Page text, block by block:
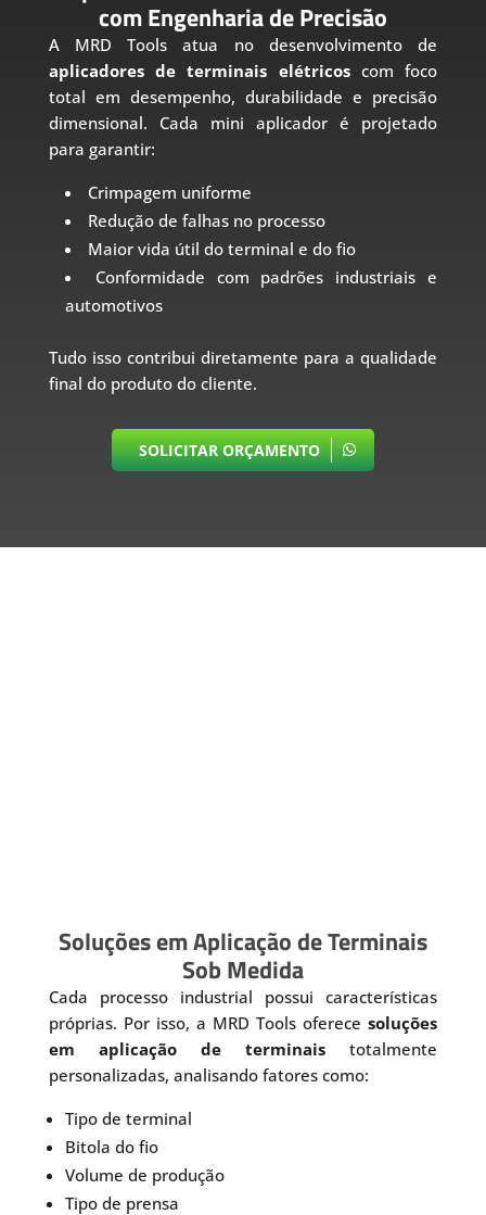
com Engenharia de Precisão
A MRD Tools atua no desenvolvimento de
aplicadores de terminais elétricoscom foco
total em desempenho, durabilidade e precisão
dimensional. Cada mini aplicador é projetado
para garantir:
Crimpagem uniforme
Redução de falhas no processo
Maior vida útil do terminal e do fio
Conformidade com padrões industriais e
automotivos
Tudo isso contribui diretamente para a qualidade
final do produto do cliente.
SOLICITAR ORÇAMENTO
Soluções em Aplicação de Terminais
Sob Medida
Cada processo industrial possui características
próprias. Por isso, a MRD Tools oferecesoluções
em aplicação de terminais totalmente
personalizadas, analisando fatores como:
Tipo de terminal
Bitola do fio
Volume de produção
Tipo de prensa